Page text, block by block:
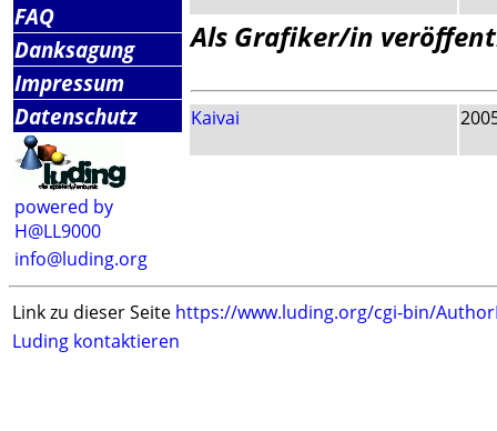
FAQ
Danksagung
Impressum
Datenschutz
powered by
H@LL9000
info@luding.org
Als Grafiker/in
Kaivai
Link zu dieser Seite https://www.luding.org/cgi-bin/
Luding kontaktieren